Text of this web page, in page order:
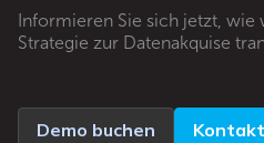
Informieren Sie sich jetzt, wie
Strategie zur Datenakquise
Demo buchen